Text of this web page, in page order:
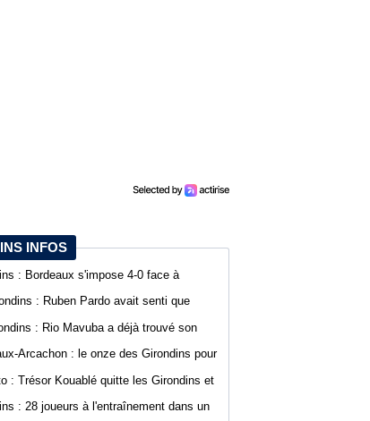
INFOS
: Bordeaux s'impose 4-0 face à
: Ruben Pardo avait senti que
: Rio Mavuba a déjà trouvé son
Arcachon : le onze des Girondins pour
: Trésor Kouablé quitte les Girondins et
: 28 joueurs à l'entraînement dans un